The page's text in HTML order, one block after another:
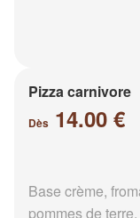
Pizza carnivore
Dès 14.00 €
Base crème,
pommes de